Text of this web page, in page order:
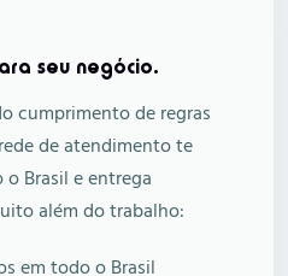
seu negócio.
cumprimento de regras
de atendimento te
Brasil e entrega
além do trabalho:
em todo o Brasil